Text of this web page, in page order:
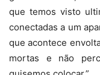
que temos visto
conectadas a um
que acontece
mortas e não